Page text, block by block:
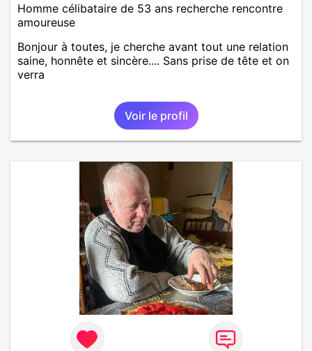
Homme célibataire de 53 ans recherche rencontre
amoureuse
Bonjour à toutes, je cherche avant tout une relation
saine, honnête et sincère.... Sans prise de tête et on
verra
Voir le profil